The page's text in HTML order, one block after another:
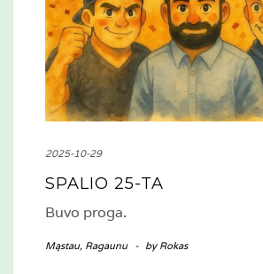
2025-10-29
SPALIO 25-TA
Buvo proga.
Mąstau, Ragaunu - by Rokas